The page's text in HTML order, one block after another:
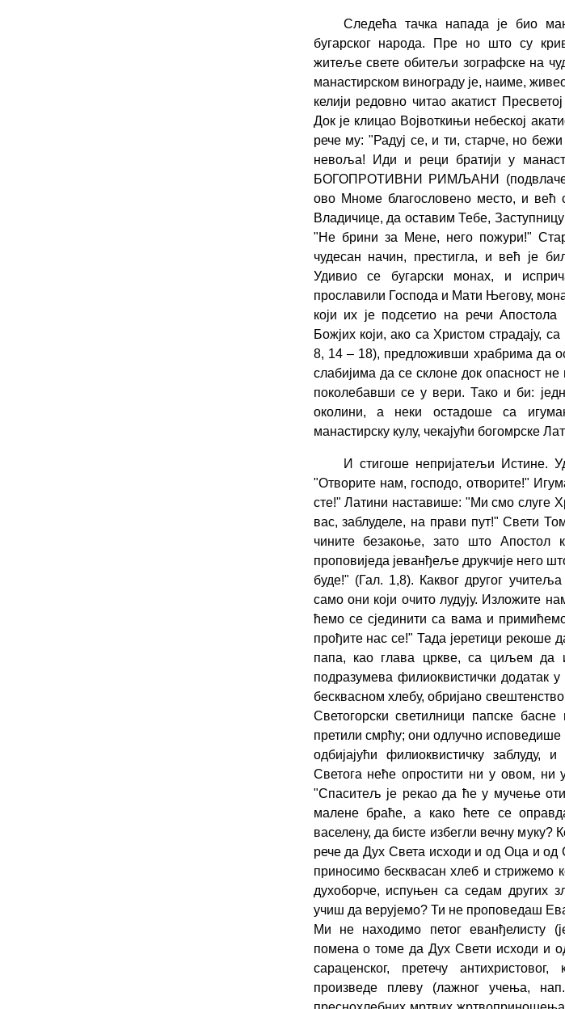
Следећа тачка напада је био
бугарског народа. Пре но што су
житеље свете обитељи зографске на
манастирском винограду је, наиме, живео
келији редовно читао акатист
Док је клицао Војвоткињи небеској
рече му: "Радуј се, и ти, старче, но
невоља! Иди и реци братији у
БОГОПРОТИВНИ РИМЉАНИ
ово Мноме благословено место, и већ
Владичице, да оставим Тебе,
"Не брини за Мене, него пожури!"
чудесан начин, престигла, и већ је
Удивио се бугарски монах, и
прославили Господа и Мати Његову,
који их је подсетио на речи
Божјих који, ако са Христом страдају,
8, 14 – 18), предложивши храбрима да
слабијима да се склоне док опасност
поколебавши се у вери. Тако и би:
околини, а неки остадоше са
манастирску кулу, чекајући богомрске
И стигоше непријатељи Истине.
"Отворите нам, господо, отворите!"
сте!" Латини наставише: "Ми смо слуге
вас, заблуделе, на прави пут!" Свети
чините безакоње, зато што
проповиједа јеванђеље друкчије него
буде!" (Гал. 1,8). Каквог другог
само они који очито лудују. Изложите
ћемо се сјединити са вама и
прођите нас се!" Тада јеретици
папа, као глава цркве, са циљем да
подразумева филиоквистички додатак
бесквасном хлебу, обријано
Светогорски светилници папске
претили смрћу; они одлучно исповедише
одбијајући филиоквистичку
Светога неће опростити ни у овом,
"Спаситељ је рекао да ће у мучење
малене браће, а како ћете се
васелену, да бисте избегли вечну муку?
рече да Дух Света исходи и од Оца и од
приносимо бесквасан хлеб и стрижемо
духоборче, испуњен са седам других
учиш да верујемо? Ти не проповедаш
Ми не находимо петог еванђелисту
помена о томе да Дух Свети исходи и
сараценског, претечу
произведе плеву (лажног учења,